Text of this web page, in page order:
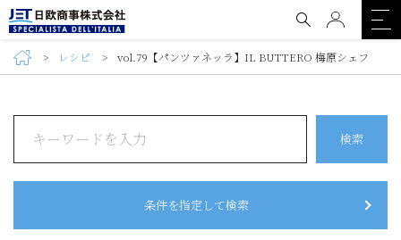
レシピ vol.79【パンツァネッラ】IL BUTTERO 梅原シェフ
検索
条件を指定して検索